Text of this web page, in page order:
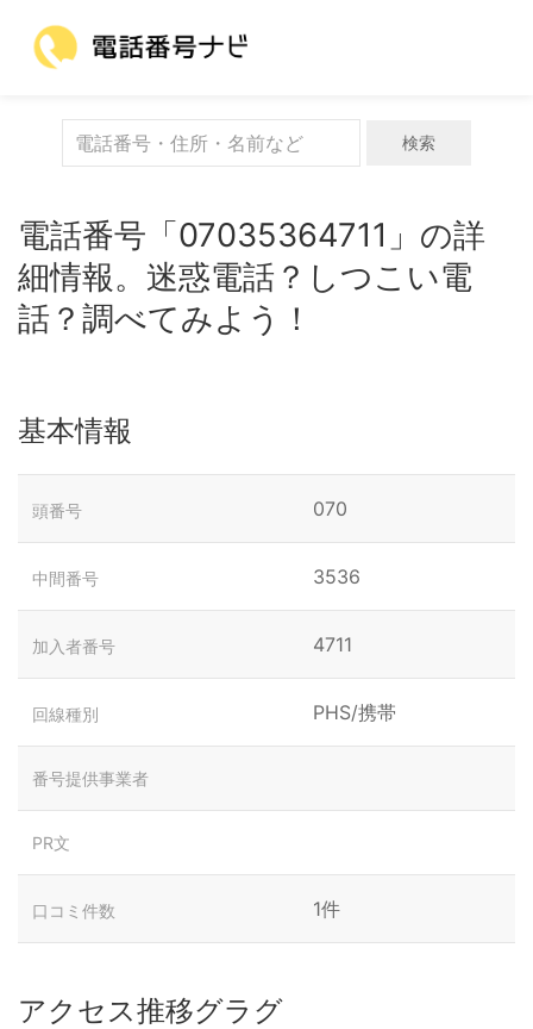
検索
電話番号「07035364711」の詳
細情報。迷惑電話？しつこい電
話？調べてみよう！
基本情報
頭番号 070
中間番号 3536
加入者番号 4711
回線種別 PHS/携帯
番号提供事業者
PR文
口コミ件数 1件
アクセス推移グラグ